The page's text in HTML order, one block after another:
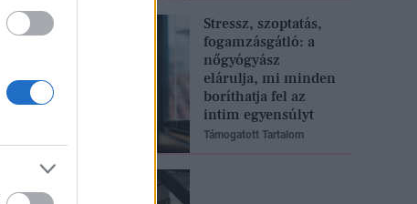
Stressz, szoptatás,
fogamzásgátló: a
nőgyógyász
elárulja, mi minden
boríthatja fel az
intim egyensúlyt
Támogatott Tartalom